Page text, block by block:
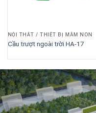
NỘI THẤT / THIẾT BỊ MẦM NON
Cầu trượt ngoài trời HA-17